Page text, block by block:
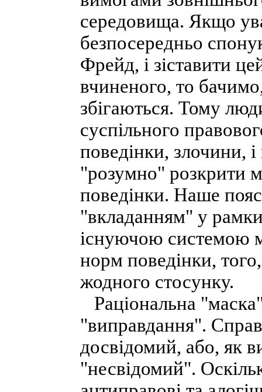
середовища. Якщо
безпосередньо
Фрейд, і зіставити
вчиненого, то
збігаються. Тому
суспільного
поведінки, злочини,
"розумно" розкрити
поведінки. Наше
"вкладанням" у
існуючою системою
норм поведінки,
жодного стосунку.
Раціональна
"виправдання".
досвідомий, або, як
"несвідомий".